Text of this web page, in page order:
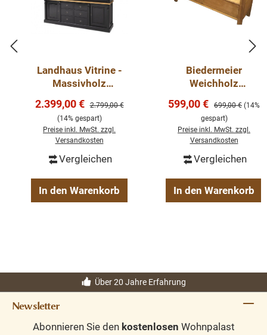
Landhaus Vitrine -
Massivholz
Glas
Verkaufspreis:
2.399,00 € Regulärer Preis:
2.799,00 €
(14% gespart)
Preise inkl. MwSt. zzgl.
Versandkosten
Vergleichen
In den Warenkorb
Biedermeier
Weichholz
Verkaufspreis:
599,00 € Regulärer Preis:
699,00 € (14%
gespart)
Preise inkl. MwSt. zzgl.
Versandkosten
Vergleichen
In den Warenkorb
Über 20 Jahre Erfahrung
Newsletter
Abonnieren Sie den kostenlosen Wohnpalast